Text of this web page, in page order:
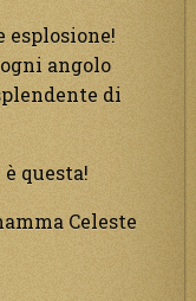
esplosione!
angolo
di
questa!
Celeste